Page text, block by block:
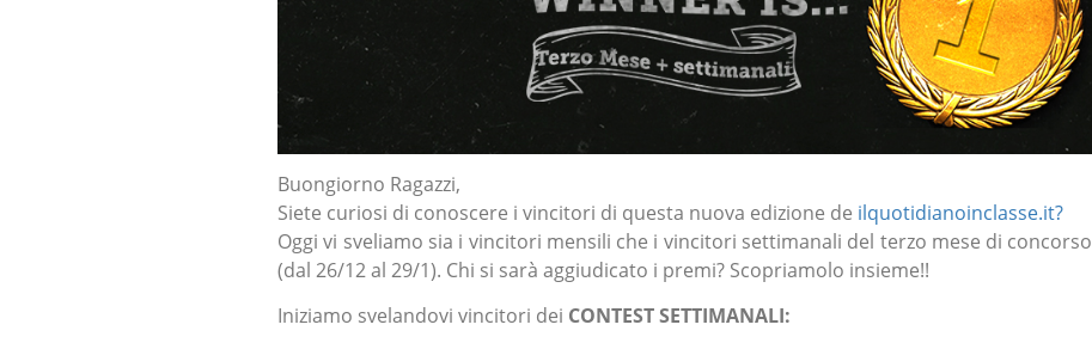
Buongiorno Ragazzi,
Siete curiosi di conoscere i vincitori di questa nuova edizione de ilquotidianoinclasse.it?
Oggi vi sveliamo sia i vincitori mensili che i vincitori settimanali del terzo mese di concorso
(dal 26/12 al 29/1). Chi si sarà aggiudicato i premi? Scopriamolo insieme!!
Iniziamo svelandovi vincitori dei CONTEST SETTIMANALI: